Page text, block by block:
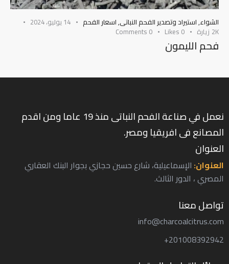
الشواء,استيراد وتصدير الفحم النباتى,اسعار الفحم 14 يوليو، 2024
2K زيارة 0
Likes
0
Comments
فحم الليمون
نعمل في صناعة الفحم النباتى منذ 19 عاما ومن اقدم
المصانع فى افريقيا ومصر.
العنوان
العنوان: الإسماعيلية، شارع حسين حجازي بجوار البنك العقاري
المصري ، الدور الثالث.
تواصل معنا
info@charcoalcitrus.com
201008392942+